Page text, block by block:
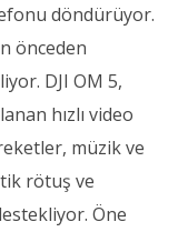
döndürüyor.
önceden
DJI OM 5,
hızlı video
müzik ve
rötuş ve
Öne